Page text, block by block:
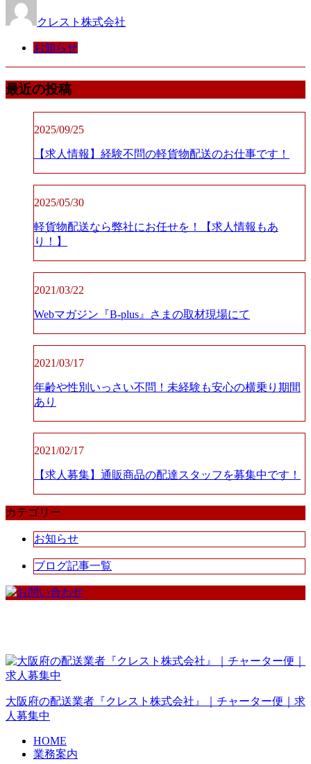
クレスト株式会社
お知らせ
最近の投稿
2025/09/25
【求人情報】経験不問の軽貨物配送のお仕事です！
2025/05/30
軽貨物配送なら弊社にお任せを！【求人情報もあ
り！】
2021/03/22
Webマガジン『B-plus』さまの取材現場にて
2021/03/17
年齢や性別いっさい不問！未経験も安心の横乗り期間
あり
2021/02/17
【求人募集】通販商品の配達スタッフを募集中です！
カテゴリー
お知らせ
ブログ記事一覧
大阪府の配送業者 『クレスト株式会社 』｜ チャーター便
求
人 募集中
HOME
業務案内